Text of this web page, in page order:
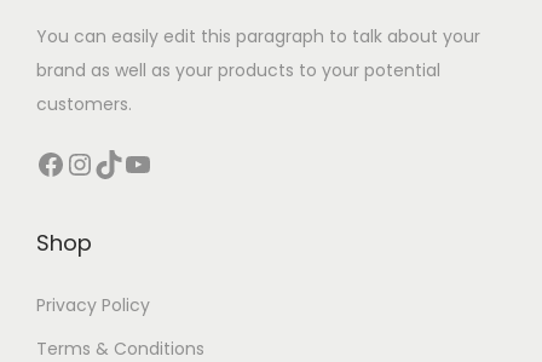
You can easily edit this paragraph to talk about your
brand as well as your products to your potential
customers.
Facebook InstagramTikTok YouTube
Shop
Privacy Policy
Terms & Conditions